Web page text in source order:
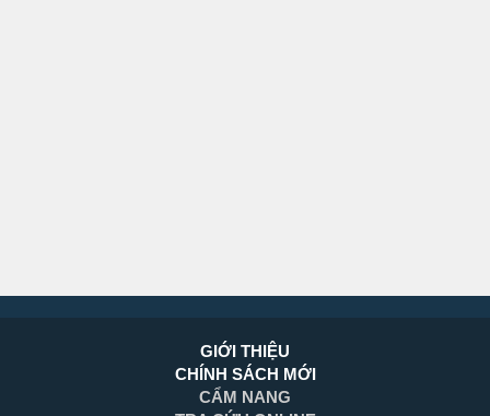
GIỚI THIỆU
CHÍNH SÁCH MỚI
CẨM NANG